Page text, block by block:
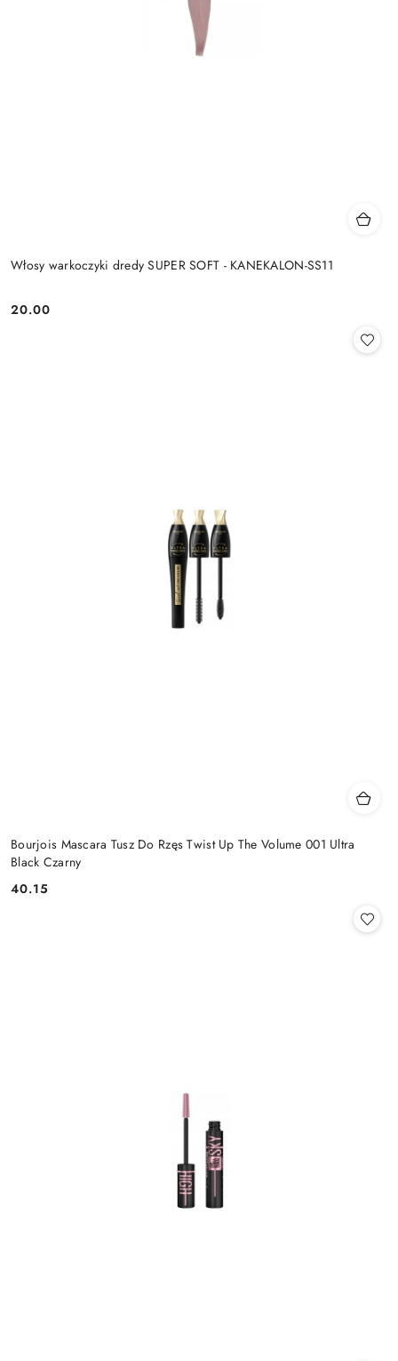
Włosy warkoczyki dredy SUPER SOFT - KANEKALON-SS11
Cena:
20.00
Bourjois Mascara Tusz Do Rzęs Twist Up The Volume 001 Ultra
Black Czarny
Cena:
40.15